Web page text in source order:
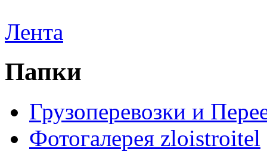
Лента
Папки
Грузоперевозки и
Фотогалерея zloistroitel